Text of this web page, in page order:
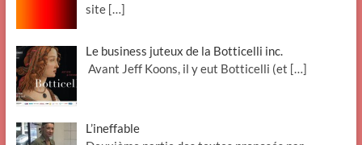
site […]
Le business juteux de la Botticelli inc.
Avant Jeff Koons, il y eut Botticelli (et […]
L’ineffable